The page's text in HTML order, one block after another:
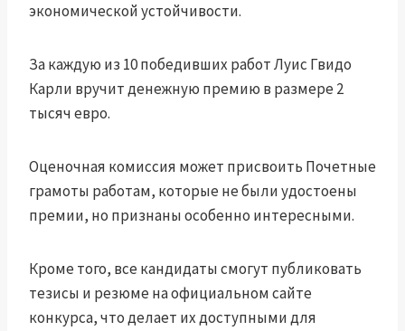
экономической устойчивости.
За каждую из 10 победивших работ Луис Гвидо
Карли вручит денежную премию в размере 2
тысяч евро.
Оценочная комиссия может присвоить Почетные
грамоты работам, которые не были удостоены
премии, но признаны особенно интересными.
Кроме того, все кандидаты смогут публиковать
тезисы и резюме на официальном сайте
конкурса, что делает их доступными для